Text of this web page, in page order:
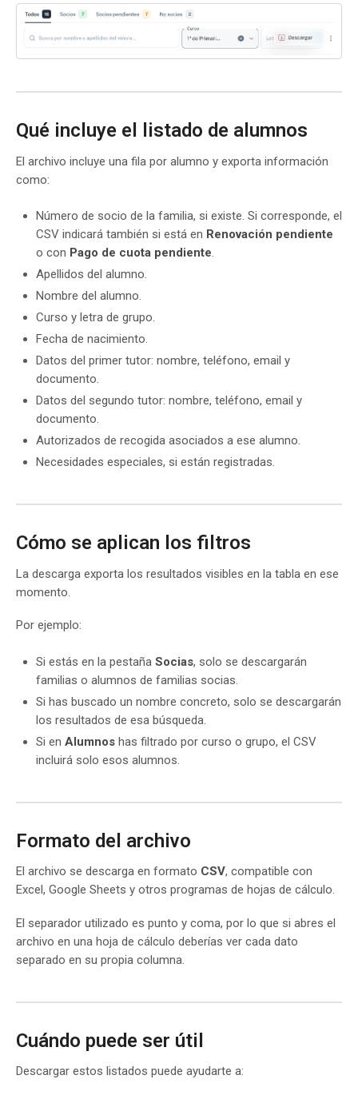
Qué incluye el listado de alumnos
El archivo incluye una fila por alumno y exporta información
como:
Número de socio de la familia, si existe. Si corresponde, el
CSV indicará también si está en Renovación pendiente
o con Pago de cuota pendiente.
Apellidos del alumno.
Nombre del alumno.
Curso y letra de grupo.
Fecha de nacimiento.
Datos del primer tutor: nombre, teléfono, email y
documento.
Datos del segundo tutor: nombre, teléfono, email y
documento.
Autorizados de recogida asociados a ese alumno.
Necesidades especiales, si están registradas.
Cómo se aplican los filtros
La descarga exporta los resultados visibles en la tabla en ese
momento.
Por ejemplo:
Si estás en la pestaña Socias, solo se descargarán
familias o alumnos de familias socias.
Si has buscado un nombre concreto, solo se descargarán
los resultados de esa búsqueda.
Si en Alumnos has filtrado por curso o grupo, el CSV
incluirá solo esos alumnos.
Formato del archivo
El archivo se descarga en formato CSV, compatible con
Excel, Google Sheets y otros programas de hojas de cálculo.
El separador utilizado es punto y coma, por lo que si abres el
archivo en una hoja de cálculo deberías ver cada dato
separado en su propia columna.
Cuándo puede ser útil
Descargar estos listados puede ayudarte a: